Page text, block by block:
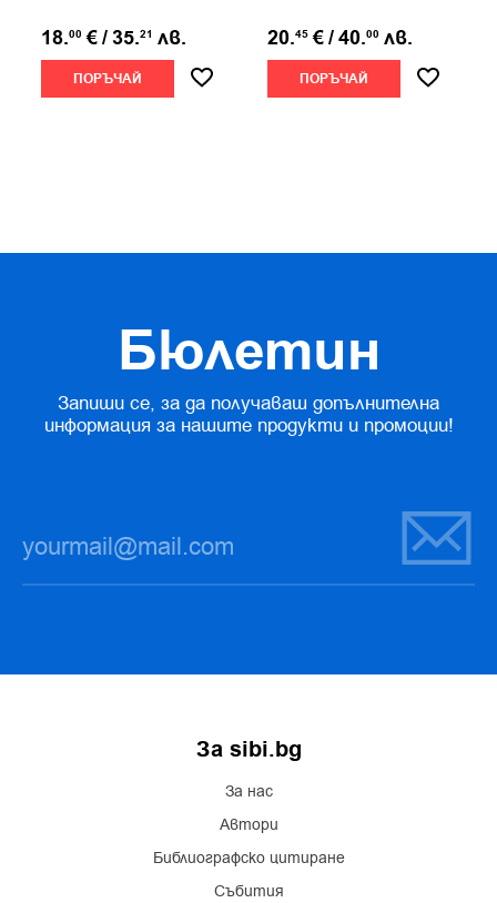
18.00 €/35.21 лв.
ПОРЪЧАЙ
20.45 €/40.00 лв.
ПОРЪЧАЙ
Бюлетин
Запиши се, за да получаваш допълнителна
информация за нашите продукти и промоции!
За sibi.bg
За нас
Автори
Библиографско цитиране
Събития